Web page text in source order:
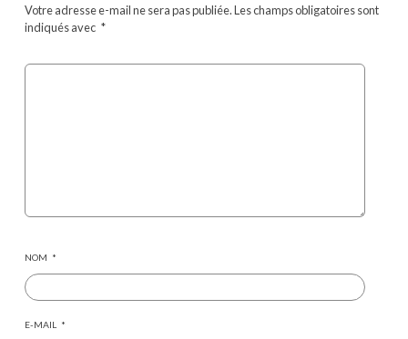
Votre adresse e-mail ne sera pas publiée.Les champs obligatoires sont
indiqués avec *
NOM *
E-MAIL *